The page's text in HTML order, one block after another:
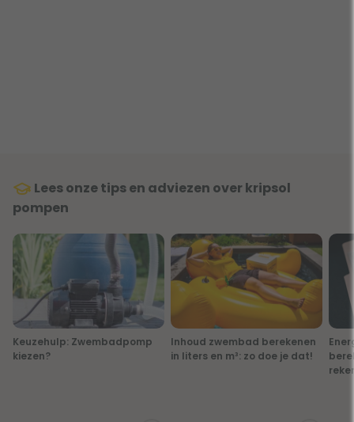
Lees onze tips en adviezen over kripsol
pompen
Keuzehulp: Zwembadpomp
kiezen?
Inhoud zwembad berekenen
in liters en m³: zo doe je dat!